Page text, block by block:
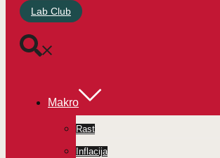
Lab Club
Makro
Rast
Inflacija